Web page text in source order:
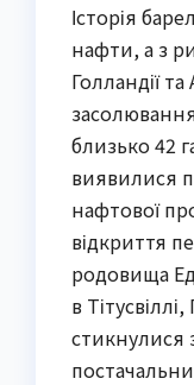
Історія
нафти, а з
Голландії
близько 42
виявилися
нафтової
відкриття
родовища
в